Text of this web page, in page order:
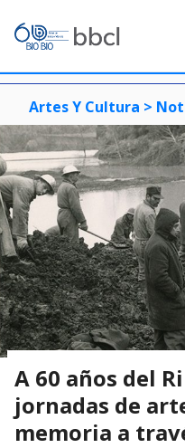
Artes Y Cultura >
A 60 años del
jornadas de
memoria a